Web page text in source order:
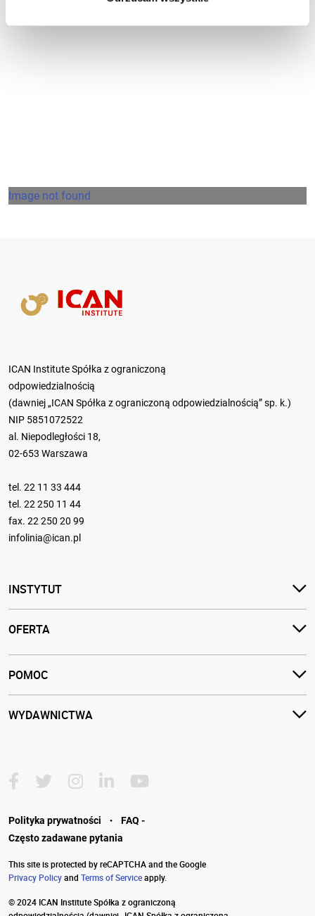
Image not found
Jak tracić klientów: 3 złe
ICAN Institute Spółka z ograniczoną
odpowiedzialnością
(dawniej „ICAN Spółka z ograniczoną odpowiedzialnością” sp. k.)
NIP 5851072522
al. Niepodległości 18,
02-653 Warszawa
tel. 22 11 33 444
tel. 22 250 11 44
fax. 22 250 20 99
infolinia@ican.pl
INSTYTUT
OFERTA
POMOC
WYDAWNICTWA
Polityka prywatności ·
FAQ -
Często zadawane pytania
This site is protected by reCAPTCHA and the Google
Privacy Policyand Terms of Serviceapply.
© 2024 ICAN Institute Spółka z ograniczoną